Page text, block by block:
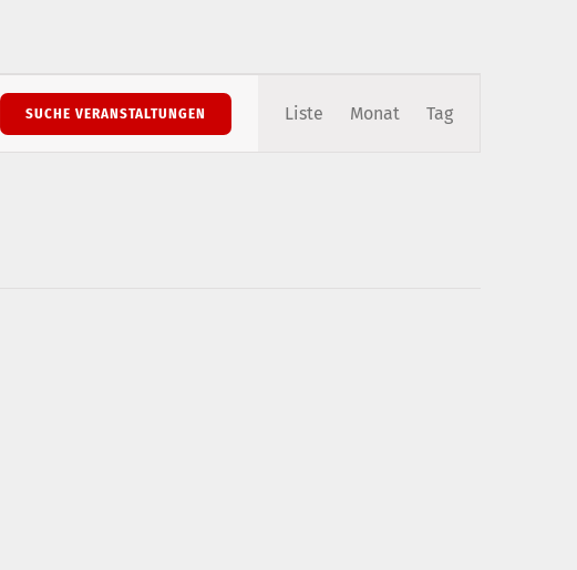
SUCHE VERANSTALTUNGEN Liste Monat Tag